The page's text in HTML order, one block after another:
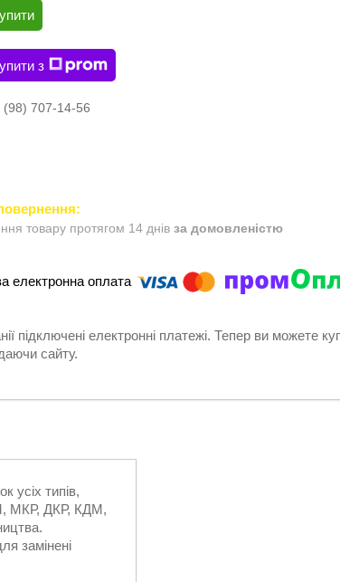
з
(98) 707-14-56
товару протягом 14 днів за домовленістю
підключені електронні платежі. Тепер ви можете
сайту.
усіх типів,
МКР, ДКР, КДМ,
замінені